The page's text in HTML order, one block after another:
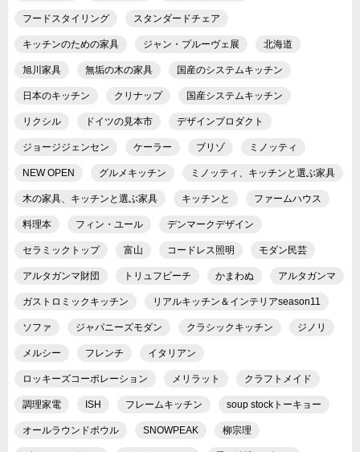
フードスタイリング スタンダードチェア
キッチンのための家具 ジャン・プルーヴェ展 北海道
旭川家具 無垢の木の家具 国産のシステムキッチン
日本のキッチン クリナップ 国産システムキッチン
リクシル ドイツの見本市 デザインプロダクト
ジョージジェンセン ケーラー ブリゾ ミノッティ
NEW OPEN グルメキッチン ミノッティ、キッチンと選ぶ家具
木の家具、キッチンと選ぶ家具 キッチンと ファームハウス
料理本 フィン・ユール デンマークデザイン
セラミックトップ 富山 コードレス照明 モダン民芸
アルタガンマ財団 トリュフビーチ かまわぬ アルタガンマ
ガストロミックキッチン リアルキッチン＆インテリアseason11
ソファ ジャパニーズモダン クラシックキッチン ジノリ
メルシー フレンチ イタリアン
ロッキーズコーポレーション メリラット クラフトメイド
調理家電 ISH フレームキッチン soup stockトーキョー
オールラウンドボウル SNOWPEAK 柳宗理